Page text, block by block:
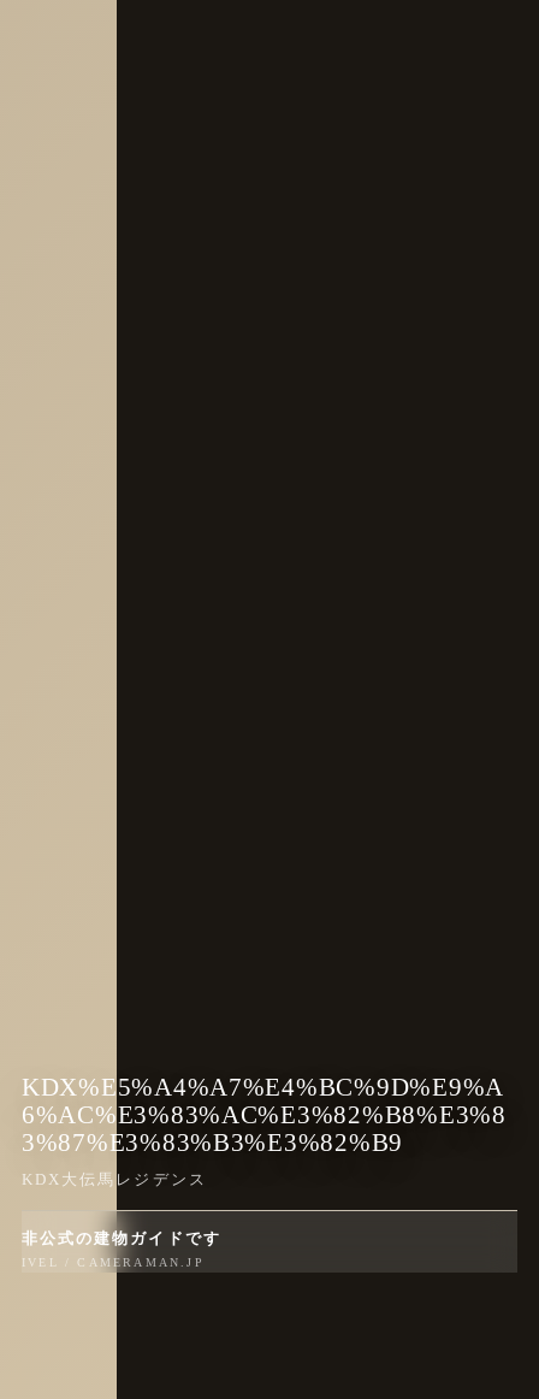
KDX%E5%A4%A7%E4%BC%9D%E9%A
6%AC%E3%83%AC%E3%82%B8%E3%8
3%87%E3%83%B3%E3%82%B9
KDX大伝馬レジデンス
非公式の建物ガイドです
IVEL / CAMERAMAN.JP